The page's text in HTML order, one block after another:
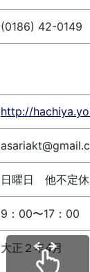
(0186) 42-0149
http://
日曜日 他不定休
9：00〜17：00
大正２年4月